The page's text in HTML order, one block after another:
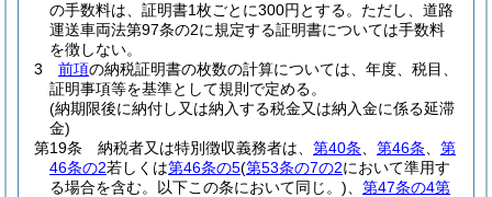
の手数料は、証明書1枚ごとに300円とする。 ただし、道路
運送車両法第97条の2に規定する証明書については手数料
を徴しない。
3
前項の納税証明書の枚数の計算については、年度、税目、
証明事項等を基準として規則で定める。
(納期限後に納付し又は納入する税金又は納入金に係る延滞
金)
第19条
納税者又は特別徴収義務者は、 第40条 第46条
第
46条の2若しくは第46条の5(第53条の7の2において準用す
る場合を含む。以下この条において同じ。)
第47条の4第